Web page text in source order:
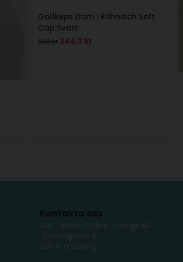
Golfkeps Dam I Röhnisch Soft
Cap Svart
349 kr 244,3 kr
Golf Fashion Online i Sverige AB
Låskolvsgatan 4
589 41 Linköping